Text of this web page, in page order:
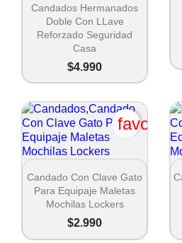
 Vista rápida
Candados Hermanados
Doble Con LLave
Reforzado Seguridad
Casa
$4.990
 Vista rápida
Candado Con Clave Gato
Para Equipaje Maletas
Mochilas Lockers
$2.990
Crear lista de
Nombre de la lista de deseos